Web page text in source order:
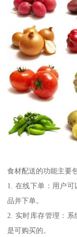
食材配送的功能主要
1. 在线下单：用户
品并下单。
2. 实时库存管理：
是可购买的。